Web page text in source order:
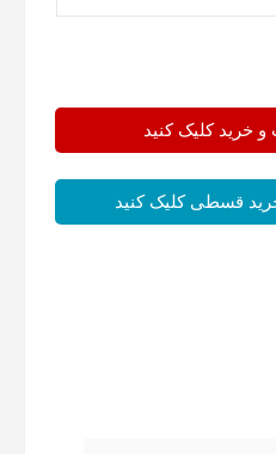
خرید کلیک کنید
قسطی کلیک کنید